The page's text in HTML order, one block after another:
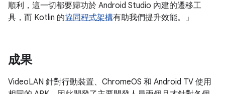
順利，這一切都要歸功於 Android Studio 內建的遷移工
具，而 Kotlin 的協同程式架構有助我們提升效能。」
成果
VideoLAN 針對行動裝置、ChromeOS 和 Android TV 使用